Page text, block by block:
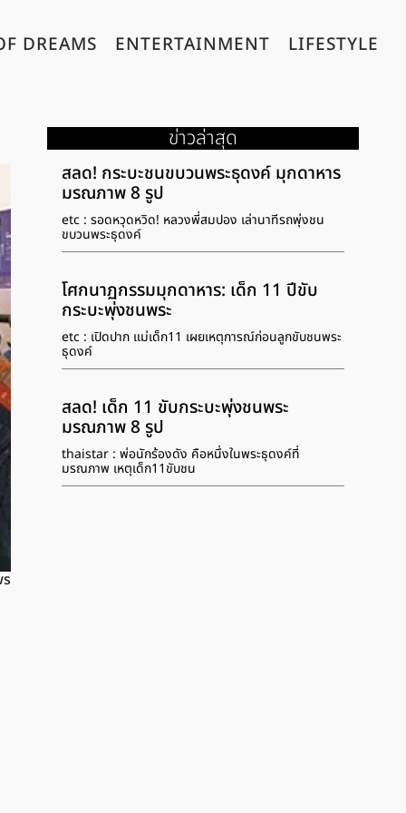
DREAMS ENTERTAINMENT LIFESTYLE
ข่าวล่าสุด
สลด! กระบะชนขบวนพระธุดงค์ มุกดาหาร
มรณภาพ 8 รูป
etc : รอดหวุดหวิด! หลวงพี่สมปอง เล่านาทีรถพุ่งชน
ขบวนพระธุดงค์
โศกนาฏกรรมมุกดาหาร: เด็ก 11 ปีขับ
กระบะพุ่งชนพระ
etc : เปิดปาก แม่เด็ก11 เผยเหตุการณ์ก่อนลูกขับชนพระ
ธุดงค์
สลด! เด็ก 11 ขับกระบะพุ่งชนพระ
มรณภาพ 8 รูป
thaistar : พ่อนักร้องดัง คือหนึ่งในพระธุดงค์ที่
มรณภาพ เหตุเด็ก11ขับชน